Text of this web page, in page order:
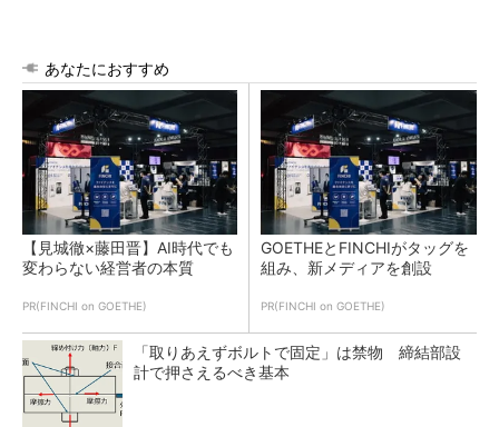
あなたにおすすめ
【見城徹×藤田晋】AI時代でも
変わらない経営者の本質
PR(FINCHI on GOETHE)
GOETHEとFINCHIがタッグを
組み、新メディアを創設
PR(FINCHI on GOETHE)
「取りあえずボルトで固定」は禁物 締結部設
計で押さえるべき基本